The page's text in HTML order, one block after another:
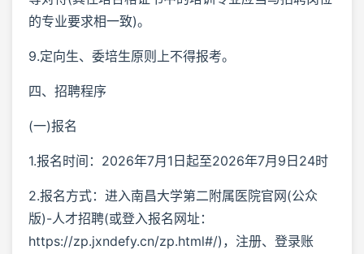
的专业要求相一致)。
9.定向生、委培生原则上不得报考。
四、招聘程序
(一)报名
1.报名时间：2026年7月1日起至2026年7月9日24时
2.报名方式：进入南昌大学第二附属医院官网(公众
版)-人才招聘(或登入报名网址：
https://zp.jxndefy.cn/zp.html#/)，注册、登录账